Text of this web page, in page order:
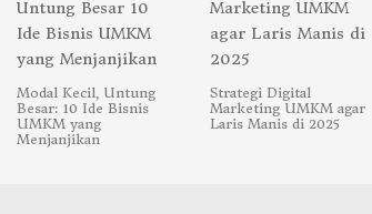
Modal Kecil, Untung
Besar: 10 Ide Bisnis
UMKM yang
Menjanjikan
Strategi Digital
Marketing UMKM agar
Laris Manis di 2025